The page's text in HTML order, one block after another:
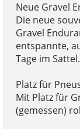
Neue Gravel
Die neue
Gravel
entspannte,
Tage im Sattel.
Platz für
Mit Platz für
(gemessen)